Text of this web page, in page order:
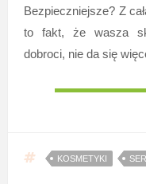
Bezpieczniejsze? Z
to fakt, że wasza
dobroci, nie da się
KOSMETYKI